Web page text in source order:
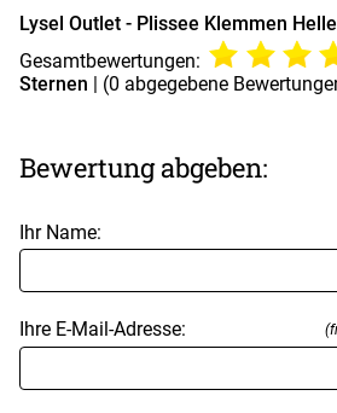
Lysel Outlet - Plissee Klemmen
Gesamtbewertungen:
Sternen
| (0 abgegebene
Bewertung abgeben:
Ihr Name:
Ihre E-Mail-Adresse: